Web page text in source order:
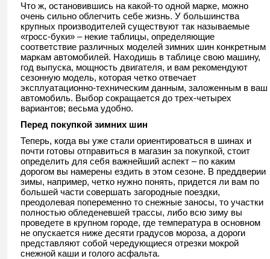
Что ж, остановившись на какой-то одной марке, можно
очень сильно облегчить себе жизнь. У большинства
крупных производителей существуют так называемые
«гросс-буки» – некие таблицы, определяющие
соответствие различных моделей зимних шин конкретным
маркам автомобилей. Находишь в таблице свою машину,
год выпуска, мощность двигателя, и вам рекомендуют
сезонную модель, которая четко отвечает
эксплуатационно-техническим данным, заложенным в ваш
автомобиль. Выбор сокращается до трех-четырех
вариантов; весьма удобно.
Перед покупкой зимних шин
Теперь, когда вы уже стали ориентироваться в шинах и
почти готовы отправиться в магазин за покупкой, стоит
определить для себя важнейший аспект – по каким
дорогом вы намерены ездить в этом сезоне. В преддверии
зимы, например, четко нужно понять, придется ли вам по
большей части совершать загородные поездки,
преодолевая попеременно то снежные заносы, то участки
полностью обледеневшей трассы, либо всю зиму вы
проведете в крупном городе, где температура в основном
не опускается ниже десяти градусов мороза, а дороги
представляют собой чередующиеся отрезки мокрой
снежной каши и голого асфальта.